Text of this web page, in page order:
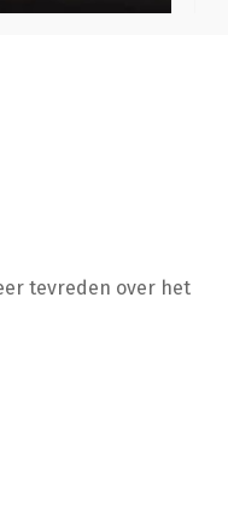
tevreden over het